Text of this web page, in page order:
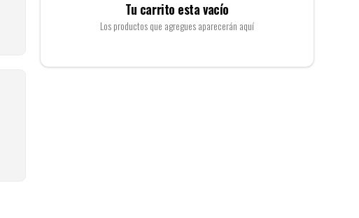
Tu carrito esta vacío
Los productos que agregues aparecerán aquí